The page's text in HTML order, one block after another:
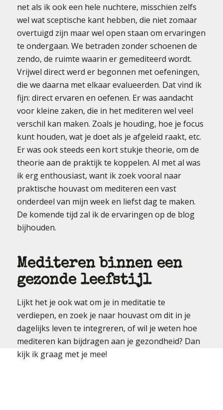
net als ik ook een hele nuchtere, misschien zelfs
wel wat sceptische kant hebben, die niet zomaar
overtuigd zijn maar wel open staan om ervaringen
te ondergaan. We betraden zonder schoenen de
zendo, de ruimte waarin er gemediteerd wordt.
Vrijwel direct werd er begonnen met oefeningen,
die we daarna met elkaar evalueerden. Dat vind ik
fijn: direct ervaren en oefenen. Er was aandacht
voor kleine zaken, die in het mediteren wel veel
verschil kan maken. Zoals je houding, hoe je focus
kunt houden, wat je doet als je afgeleid raakt, etc.
Er was ook steeds een kort stukje theorie, om de
theorie aan de praktijk te koppelen. Al met al was
ik erg enthousiast, want ik zoek vooral naar
praktische houvast om mediteren een vast
onderdeel van mijn week en liefst dag te maken.
De komende tijd zal ik de ervaringen op de blog
bijhouden.
Mediteren binnen een
gezonde leefstijl
Lijkt het je ook wat om je in meditatie te
verdiepen, en zoek je naar houvast om dit in je
dagelijks leven te integreren, of wil je weten hoe
mediteren kan bijdragen aan je gezondheid? Dan
kijk ik graag met je mee!